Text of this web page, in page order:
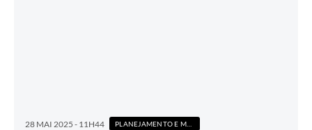
28 MAI 2025 - 11H44